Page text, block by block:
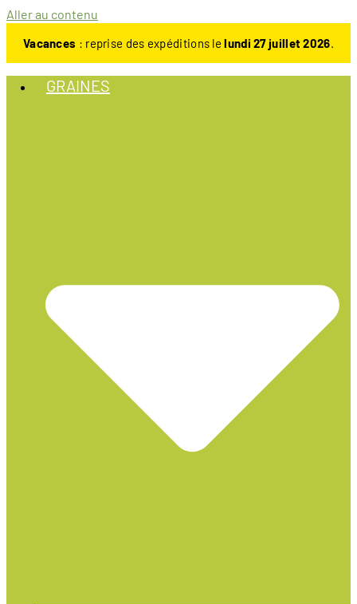
Aller au contenu
Vacances : reprise des expéditions lelundi 27 juillet 2026.
GRAINES